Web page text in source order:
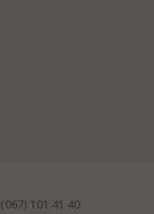
(067) 101 41 40